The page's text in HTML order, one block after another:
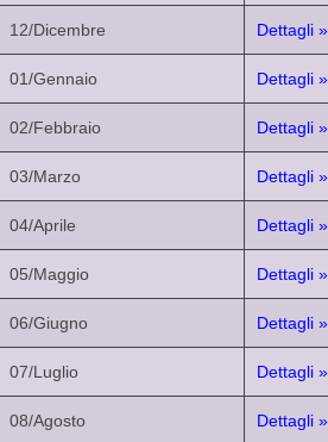
12/Dicembre Dettagli »
01/Gennaio Dettagli »
02/Febbraio Dettagli »
03/Marzo Dettagli »
04/Aprile Dettagli »
05/Maggio Dettagli »
06/Giugno Dettagli »
07/Luglio Dettagli »
08/Agosto Dettagli »